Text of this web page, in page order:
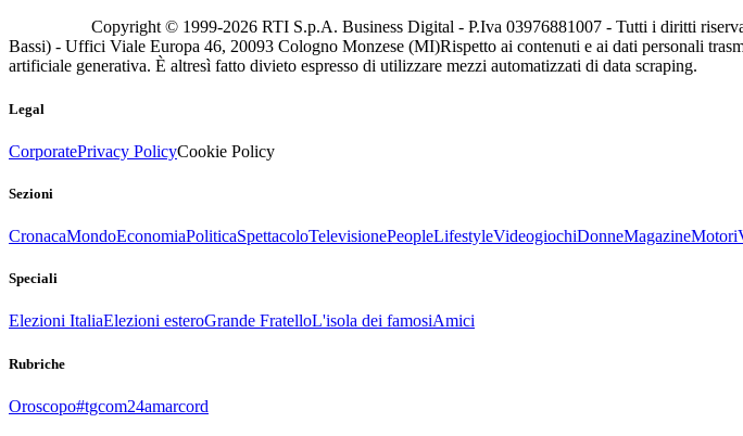
Copyright © 1999-2026 RTI S.p.A. Business Digital - P.Iva 03976881007 - Tutti i diritti
Bassi) - Uffici Viale Europa 46, 20093 Cologno Monzese (MI)Rispetto ai contenuti e ai dati personali
artificiale generativa. È altresì fatto divieto espresso di utilizzare mezzi automatizzati di data scraping.
Legal
CorporatePrivacy PolicyCookie Policy
Sezioni
CronacaMondoEconomiaPoliticaSpettacoloTelevisionePeopleLifestyleVideogiochiDonneMagazineMotori
Speciali
Elezioni ItaliaElezioni esteroGrande FratelloL'isola dei famosiAmici
Rubriche
Oroscopo#tgcom24amarcord